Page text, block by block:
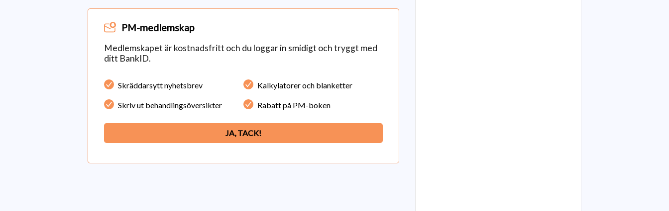
PM-medlemskap
Medlemskapet är kostnadsfritt och du loggar in smidigt och tryggt med
ditt BankID.
Skräddarsytt nyhetsbrev Kalkylatorer och blanketter
Skriv ut behandlingsöversikter Rabatt på PM-boken
JA, TACK!